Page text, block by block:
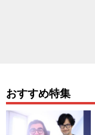
おすすめ特集